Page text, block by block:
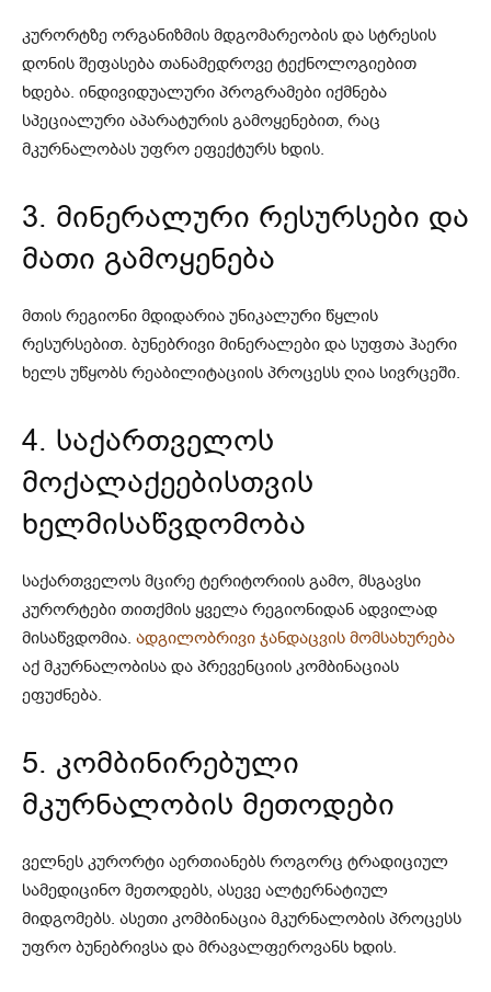
კურორტზე ორგანიზმის მდგომარეობის და სტრესის
დონის შეფასება თანამედროვე ტექნოლოგიებით
ხდება. ინდივიდუალური პროგრამები იქმნება
სპეციალური აპარატურის გამოყენებით, რაც
მკურნალობას უფრო ეფექტურს ხდის.
3. მინერალური რესურსები და
მათი გამოყენება
მთის რეგიონი მდიდარია უნიკალური წყლის
რესურსებით. ბუნებრივი მინერალები და სუფთა ჰაერი
ხელს უწყობს რეაბილიტაციის პროცესს ღია სივრცეში.
4. საქართველოს
მოქალაქეებისთვის
ხელმისაწვდომობა
საქართველოს მცირე ტერიტორიის გამო, მსგავსი
კურორტები თითქმის ყველა რეგიონიდან ადვილად
მისაწვდომია. ადგილობრივი ჯანდაცვის მომსახურება
აქ მკურნალობისა და პრევენციის კომბინაციას
ეფუძნება.
5. კომბინირებული
მკურნალობის მეთოდები
ველნეს კურორტი აერთიანებს როგორც ტრადიციულ
სამედიცინო მეთოდებს, ასევე ალტერნატიულ
მიდგომებს. ასეთი კომბინაცია მკურნალობის პროცესს
უფრო ბუნებრივსა და მრავალფეროვანს ხდის.